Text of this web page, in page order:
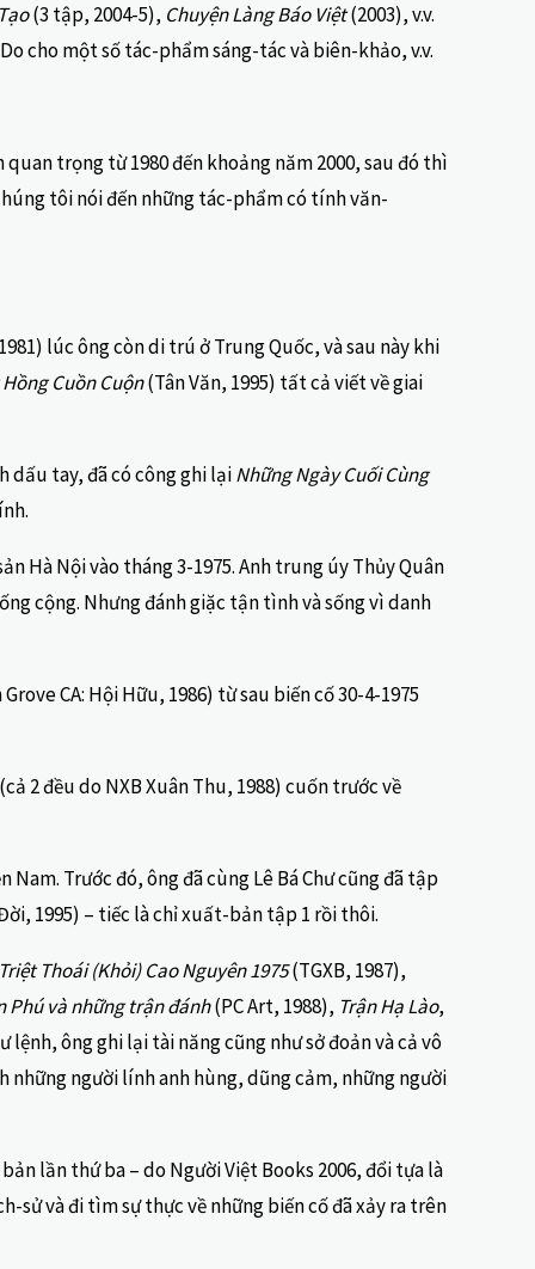
(3 tập, 2004-5), Chuyện Làng Báo Việt(2003), v.v.
cho một số tác-phẩm sáng-tác và biên-khảo, v.v.
trọng từ 1980 đến khoảng năm 2000, sau đó thì
tôi nói đến những tác-phẩm có tính văn-
lúc ông còn di trú ở Trung Quốc, và sau này khi
Hồng Cuồn Cuộn(Tân Văn, 1995) tất cả viết về giai
dấu tay, đã có công ghi lạiNhững Ngày Cuối Cùng
Hà Nội vào tháng 3-1975. Anh trung úy Thủy Quân
cộng. Nhưng đánh giặc tận tình và sống vì danh
CA: Hội Hữu, 1986) từ sau biến cố 30-4-1975
2 đều do NXB Xuân Thu, 1988) cuốn trước về
Trước đó, ông đã cùng Lê Bá Chư cũng đã tập
1995) – tiếc là chỉ xuất-bản tập 1 rồi thôi.
Thoái (Khỏi) Cao Nguyên 1975(TGXB, 1987),
Phú và những trận đánh(PC Art, 1988), Trận Hạ Lào,
lệnh, ông ghi lại tài năng cũng như sở đoản và cả vô
những người lính anh hùng, dũng cảm, những người
lần thứ ba – do Người Việt Books 2006, đổi tựa là
sử và đi tìm sự thực về những biến cố đã xảy ra trên